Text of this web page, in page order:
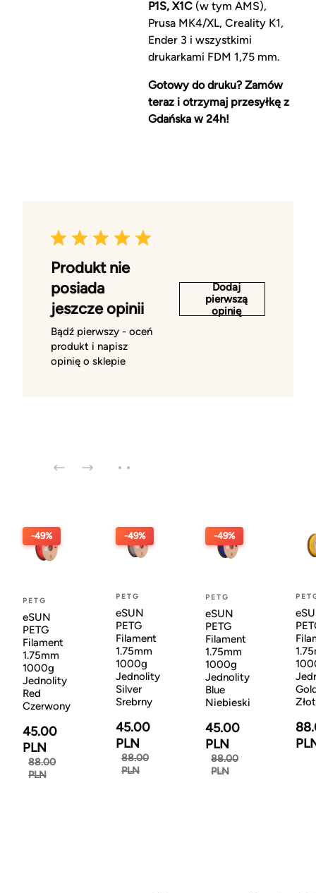
P1S, X1C(w tym AMS),
Prusa MK4/XL, Creality K1,
Ender 3 i wszystkimi
drukarkami FDM 1,75 mm.
Gotowy do druku? Zamów
teraz i otrzymaj przesyłkę z
Gdańska w 24h!
Produkt nie
posiada
jeszcze opinii
Bądź pierwszy - oceń
produkt i napisz
opinię o sklepie
Dodaj
pierwszą
opinię
-49%
PETG
eSUN
PETG
Filament
1.75mm
1000g
Jednolity
Red
Czerwony
45.00
PLN
88.00
PLN
-49%
PETG
eSUN
PETG
Filament
1.75mm
1000g
Jednolity
Silver
Srebrny
45.00
PLN
88.00
PLN
-49%
PETG
eSUN
PETG
Filament
1.75mm
1000g
Jednolity
Blue
Niebieski
45.00
PLN
88.00
PLN